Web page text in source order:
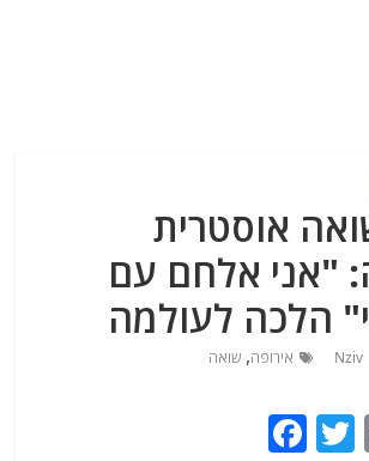
אוסטרית
"אני אלחם עם
הלכה לעולמה
Nziv אירופה,שואה
E
T